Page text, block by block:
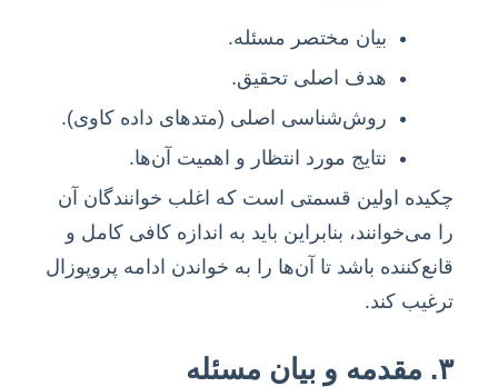
بیان مختصر مسئله.
هدف اصلی تحقیق.
روش‌شناسی اصلی (متدهای داده کاوی).
نتایج مورد انتظار و اهمیت آن‌ها.
چکیده اولین قسمتی است که اغلب خوانندگان آن
را می‌خوانند، بنابراین باید به اندازه کافی کامل و
قانع‌کننده باشد تا آن‌ها را به خواندن ادامه پروپوزال
ترغیب کند.
۳. مقدمه و بیان مسئله